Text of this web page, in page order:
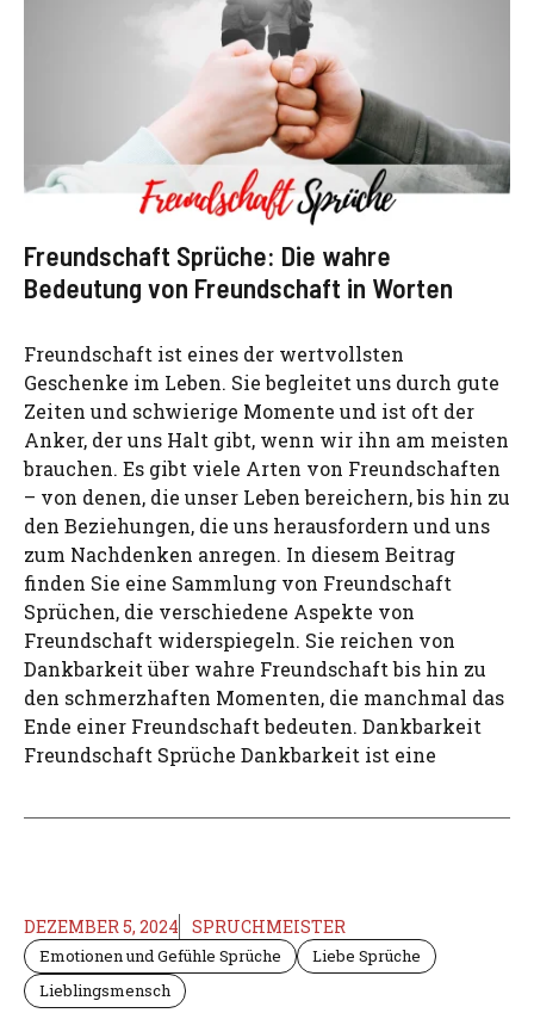
Freundschaft Sprüche: Die wahre
Bedeutung von Freundschaft in Worten
Freundschaft ist eines der wertvollsten
Geschenke im Leben. Sie begleitet uns durch gute
Zeiten und schwierige Momente und ist oft der
Anker, der uns Halt gibt, wenn wir ihn am meisten
brauchen. Es gibt viele Arten von Freundschaften
– von denen, die unser Leben bereichern, bis hin zu
den Beziehungen, die uns herausfordern und uns
zum Nachdenken anregen. In diesem Beitrag
finden Sie eine Sammlung von Freundschaft
Sprüchen, die verschiedene Aspekte von
Freundschaft widerspiegeln. Sie reichen von
Dankbarkeit über wahre Freundschaft bis hin zu
den schmerzhaften Momenten, die manchmal das
Ende einer Freundschaft bedeuten. Dankbarkeit
Freundschaft Sprüche Dankbarkeit ist eine
DEZEMBER 5, 2024 SPRUCHMEISTER
Emotionen und Gefühle Sprüche
Liebe Sprüche
Lieblingsmensch